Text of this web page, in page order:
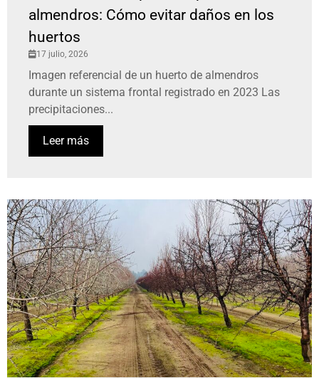
almendros: Cómo evitar daños en los
huertos
17 julio, 2026
Imagen referencial de un huerto de almendros
durante un sistema frontal registrado en 2023 Las
precipitaciones...
Leer más